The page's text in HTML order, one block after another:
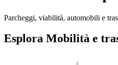
Parcheggi, viabilità, automobili e
Esplora Mobilità e